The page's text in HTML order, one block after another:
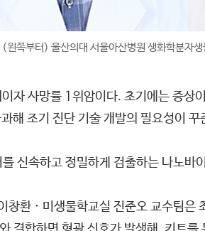
왼쪽부터) 울산의대 서울아산병원 생화학분자
자 사망률 1위암이다. 초기에는 증상
해 조기 진단 기술 개발의 필요성이 꾸
신속하고 정밀하게 검출하는 나노
환 · 미생물학교실 진준오 교수팀